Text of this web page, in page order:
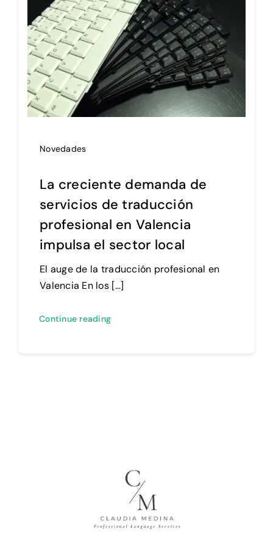
Contacto
Novedades
La creciente demanda de
servicios de traducción
profesional en Valencia
impulsa el sector local
El auge de la traducción profesional en
Valencia En los [...]
Continue reading